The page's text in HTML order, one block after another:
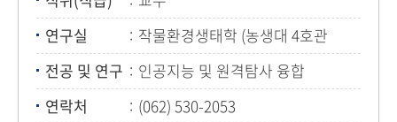
연구실
작물환경생태학 (농생대 4호관
230호)
전공 및 연구
인공지능 및 원격탐사 융합
작물모델링
연락처
(062) 530-2053